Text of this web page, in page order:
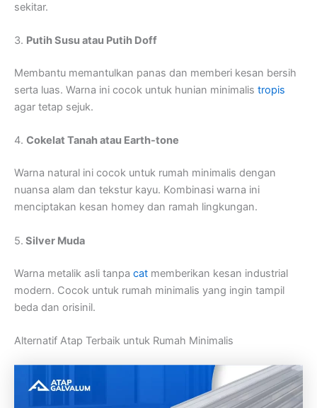
sekitar.
3. Putih Susu atau Putih Doff
Membantu memantulkan panas dan memberi kesan bersih
serta luas. Warna ini cocok untuk hunian minimalis tropis
agar tetap sejuk.
4. Cokelat Tanah atau Earth-tone
Warna natural ini cocok untuk rumah minimalis dengan
nuansa alam dan tekstur kayu. Kombinasi warna ini
menciptakan kesan homey dan ramah lingkungan.
5. Silver Muda
Warna metalik asli tanpa cat memberikan kesan industrial
modern. Cocok untuk rumah minimalis yang ingin tampil
beda dan orisinil.
Alternatif Atap Terbaik untuk Rumah Minimalis